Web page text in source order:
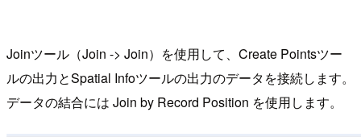
Joinツール（Join -> Join）を使用して、Create Pointsツー
ルの出力とSpatial Infoツールの出力のデータを接続します。
データの結合には Join by Record Position を使用します。